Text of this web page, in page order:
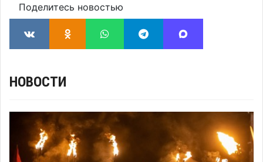
Поделитесь новостью
НОВОСТИ